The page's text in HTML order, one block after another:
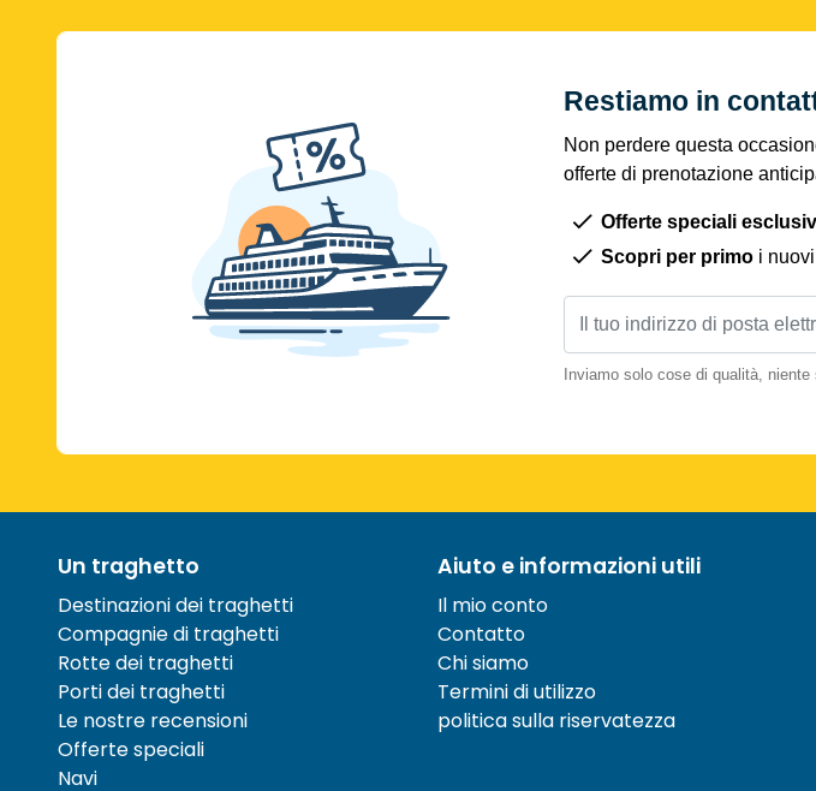
Restiamo in
Non perdere questa
offerte di prenotazione
Offerte speciali
Scopri per primo i
Inviamo solo cose di qualità,
Un traghetto
Destinazioni dei traghetti
Compagnie di traghetti
Rotte dei traghetti
Porti dei traghetti
Le nostre recensioni
Offerte speciali
Navi
Aiuto e informazioni utili
Il mio conto
Contatto
Chi siamo
Termini di utilizzo
politica sulla riservatezza